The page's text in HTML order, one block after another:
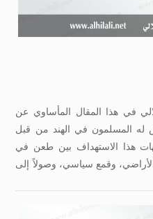
في هذا المقال المأساوي عن
له المسلمون في الهند من قبل
هذا الاستهداف بين طعن في
وقمع سياسي، وصولاً إلى